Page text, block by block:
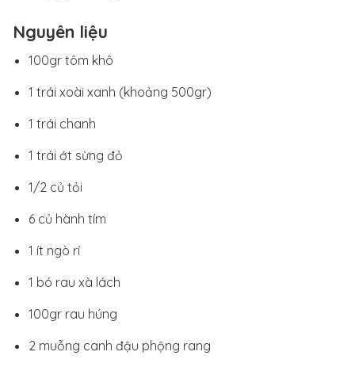
Nguyên liệu
100gr tôm khô
1 trái xoài xanh (khoảng 500gr)
1 trái chanh
1 trái ớt sừng đỏ
1/2 củ tỏi
6 củ hành tím
1 ít ngò rí
1 bó rau xà lách
100gr rau húng
2 muỗng canh đậu phộng rang